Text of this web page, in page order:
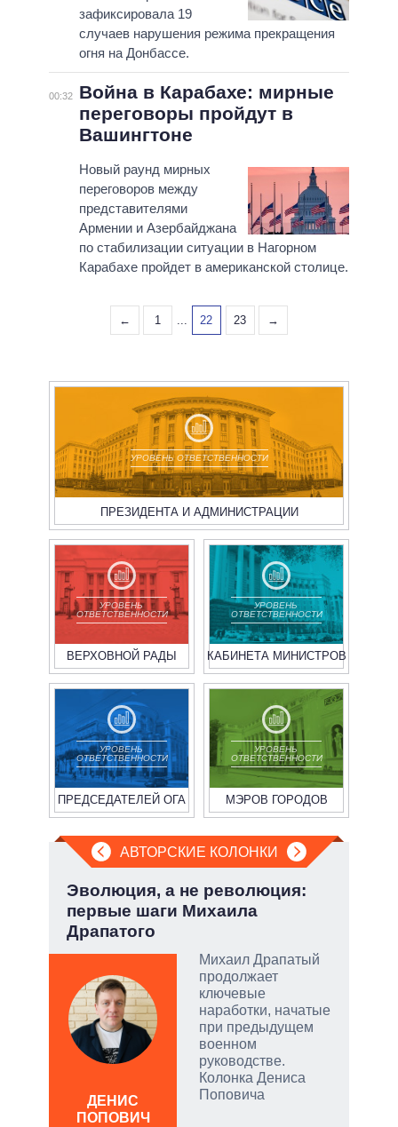
зафиксировала 19
случаев нарушения режима прекращения
огня на Донбассе.
00:32
Война в Карабахе: мирные
переговоры пройдут в
Вашингтоне
Новый раунд мирных
переговоров между
представителями
Армении и Азербайджана
по стабилизации ситуации в Нагорном
Карабахе пройдет в американской столице.
← 1 ... 22 23 →
УРОВЕНЬ ОТВЕТСТВЕННОСТИ
ПРЕЗИДЕНТА И АДМИНИСТРАЦИИ
УРОВЕНЬ
ОТВЕТСТВЕННОСТИ
ВЕРХОВНОЙ РАДЫ
УРОВЕНЬ
ОТВЕТСТВЕННОСТИ
КАБИНЕТА МИНИСТРОВ
УРОВЕНЬ
ОТВЕТСТВЕННОСТИ
ПРЕДСЕДАТЕЛЕЙ ОГА
УРОВЕНЬ
ОТВЕТСТВЕННОСТИ
МЭРОВ ГОРОДОВ
АВТОРСКИЕ КОЛОНКИ
Эволюция, а не революция:
первые шаги Михаила
Драпатого
Михаил Драпатый
продолжает
ключевые
наработки, начатые
при предыдущем
военном
руководстве.
Колонка Дениса
Поповича
ДЕНИС
ПОПОВИЧ